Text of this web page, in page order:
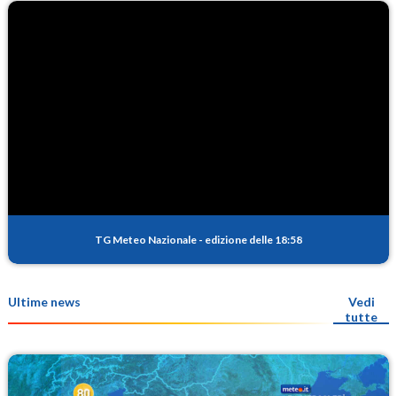
TG Meteo Nazionale - edizione delle 18:58
Ultime news
Vedi
tutte